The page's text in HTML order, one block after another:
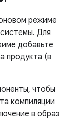
режиме
Для
добавьте
продукта (в
чтобы
компиляции
в образ